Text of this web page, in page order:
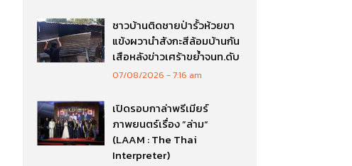
ชาวบ้านติดชายป่ารั้วห้วยขา
แข้งผวานำสังกะสีล้อมบ้านกัน
เสือหลังข่าวเศร้าขย้ำจนท.ดับ
07/08/2026 7:16 am
เปิดรอบกาล่าพรีเมียร์
ภาพยนตร์เรื่อง ”ล่าม“
(LAAM : The Thai
Interpreter)